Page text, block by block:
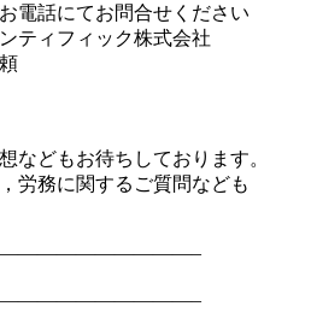
電話にてお問合せください
ティフィック株式会社
などもお待ちしております。
労務に関するご質問なども